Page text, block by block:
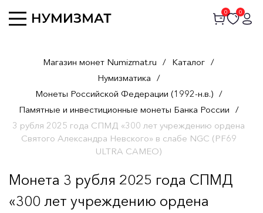
0 0
Магазин монет Numizmat.ru / Каталог /
Нумизматика /
Монеты Российской Федерации (1992-н.в.) /
Памятные и инвестиционные монеты Банка России /
3 рубля 2025 года СПМД «300 лет учреждению ордена
Святого Александра Невского» в слабе NGC (PF69
ULTRA CAMEO)
Монета 3 рубля 2025 года СПМД
«300 лет учреждению ордена